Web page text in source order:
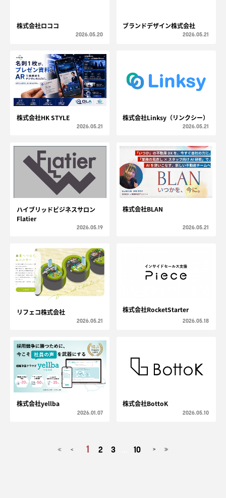
株式会社ロココ
2026.05.20
ブランドデザイン株式会社
2026.05.21
株式会社HK STYLE
2026.05.21
株式会社Linksy（リンクシー）
2026.05.21
ハイブリッドビジネスサロン
Flatier
2026.05.19
株式会社BLAN
2026.05.21
リフェコ株式会社
2026.05.21
株式会社RocketStarter
2026.05.18
株式会社yellba
2026.01.07
株式会社BottoK
2026.05.10
≪ < 1 2 3 10 > ≫